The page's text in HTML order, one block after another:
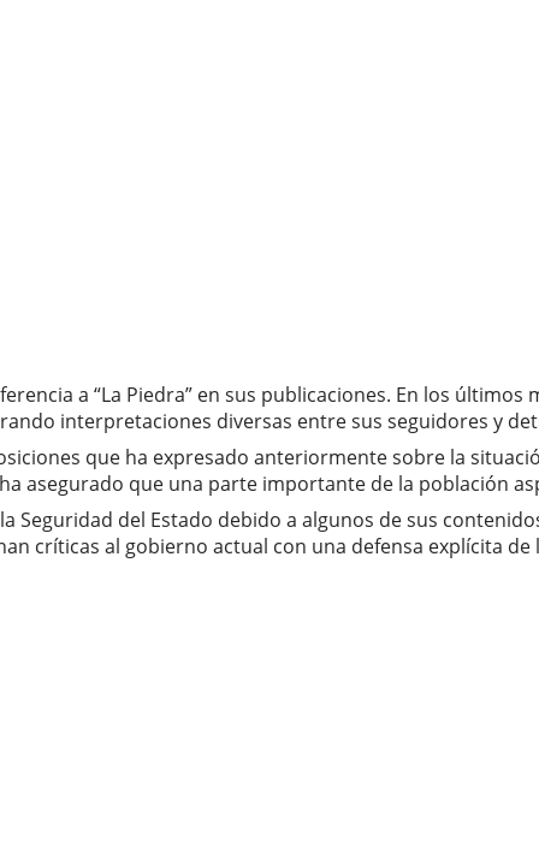
a “La Piedra” en sus publicaciones. En los
interpretaciones diversas entre sus seguidores y
que ha expresado anteriormente sobre la
asegurado que una parte importante de la población
Seguridad del Estado debido a algunos de sus
críticas al gobierno actual con una defensa explícita de